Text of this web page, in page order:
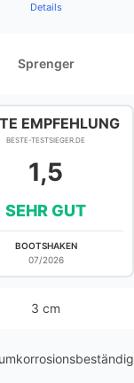
Details
Sprenger
EMPFEHLUNG
BESTE-TESTSIEGER.DE
1,5
SEHR GUT
BOOTSHAKEN
07/2026
3 cm